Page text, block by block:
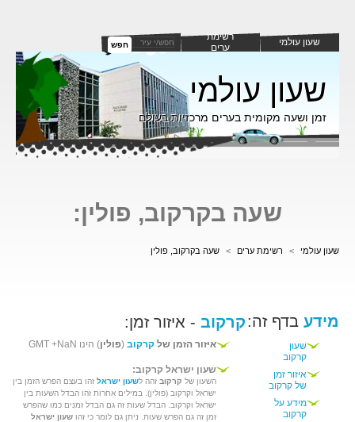
שעון עולמי
רשימת
ערים
חפש
שעון עולמי
זמן ושעה מקומית בערים מרכזיות בעולם
שעה בקרקוב, פולין:
שעון עולמי > רשימת ערים > שעה בקרקוב, פולין
מידע בדף זה:
שעון
קרקוב
איזור זמן
של קרקוב
מידע על
קרקוב
קרקוב - איזור זמן:
איזור הזמן של קרקוב (פולין) הינו GMT +NaN
שעון ישראל קרקוב:
השעון של קרקוב זהה לשעון ישראל זהו בעצם הפרש הזמן בין
ישראל וקרקוב (פולין). במילים אחרות זהו הבדל השעות בין
ישראל וקרקוב. הבדל שעות זה גם הבדל זמנים כמו שהפרש
זמן זה גם הפרש שעות. ניתן גם לומר כי זהו שעון ישראל